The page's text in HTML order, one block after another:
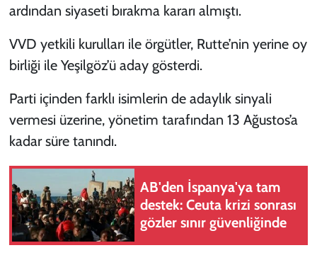
ardından siyaseti bırakma kararı almıştı.
VVD yetkili kurulları ile örgütler, Rutte’nin yerine oy
birliği ile Yeşilgöz’ü aday gösterdi.
Parti içinden farklı isimlerin de adaylık sinyali
vermesi üzerine, yönetim tarafından 13 Ağustos’a
kadar süre tanındı.
AB'den İspanya'ya tam
destek: Ceuta krizi sonrası
gözler sınır güvenliğinde